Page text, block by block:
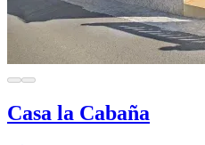
Casa la Cabaña